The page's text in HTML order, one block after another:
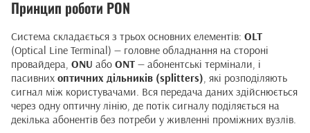
Принцип роботи PON
Система складається з трьох основних елементів: OLT
(Optical Line Terminal) — головне обладнання на стороні
провайдера, ONU або ONT — абонентські термінали, і
пасивних оптичних дільників (splitters), які розподіляють
сигнал між користувачами. Вся передача даних здійснюється
через одну оптичну лінію, де потік сигналу поділяється на
декілька абонентів без потреби у живленні проміжних вузлів.